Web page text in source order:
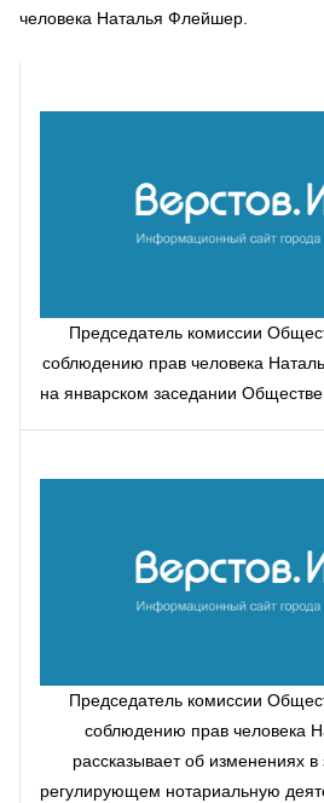
человека Наталья Флейшер.
Председатель комиссии
соблюдению прав человека
на январском заседании
Председатель комиссии
соблюдению прав человека
рассказывает об изменениях в
регулирующем нотариальную